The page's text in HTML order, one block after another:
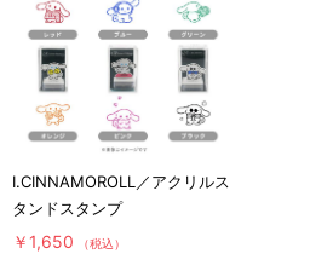
I.CINNAMOROLL／アクリルス
タンドスタンプ
￥1,650 （税込）